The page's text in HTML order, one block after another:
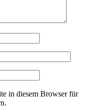
in diesem Browser für